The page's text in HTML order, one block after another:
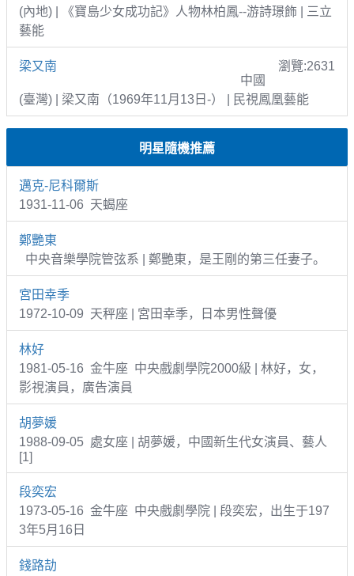
(內地) | 《寶島少女成功記》人物林柏鳳--游詩璟飾 | 三立
藝能
梁又南
瀏覽:2631
中國
(臺灣) | 梁又南（1969年11月13日-） | 民視鳳凰藝能
明星隨機推薦
邁克-尼科爾斯
1931-11-06 天蝎座
鄭艷東
中央音樂學院管弦系 | 鄭艷東，是王剛的第三任妻子。
宮田幸季
1972-10-09 天秤座 | 宮田幸季，日本男性聲優
林好
1981-05-16 金牛座 中央戲劇學院2000級 | 林好，女，
影視演員，廣告演員
胡夢媛
1988-09-05 處女座 | 胡夢媛，中國新生代女演員、藝人
[1]
段奕宏
1973-05-16 金牛座 中央戲劇學院 | 段奕宏，出生于197
3年5月16日
錢路劼